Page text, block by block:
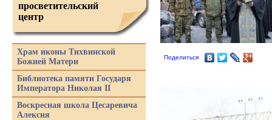
Поделиться
просветительский
центр
Храм иконы Тихвинской
Божией Матери
Библиотека памяти Государя
Императора Николая II
Воскресная школа Цесаревича
Алексия